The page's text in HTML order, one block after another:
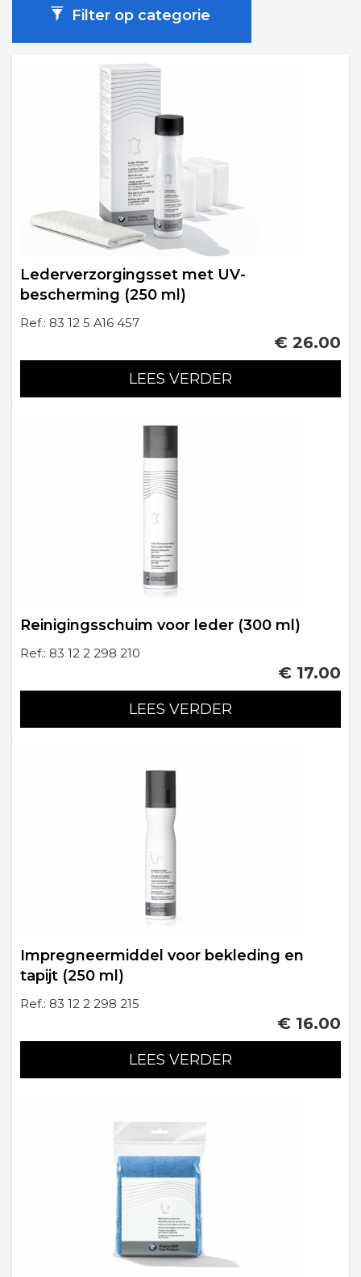
Filter op categorie
Lederverzorgingsset met UV-
bescherming (250 ml)
Ref.: 83 12 5 A16 457
€ 26.00
LEES VERDER
Reinigingsschuim voor leder (300 ml)
Ref.: 83 12 2 298 210
€ 17.00
LEES VERDER
Impregneermiddel voor bekleding en
tapijt (250 ml)
Ref.: 83 12 2 298 215
€ 16.00
LEES VERDER